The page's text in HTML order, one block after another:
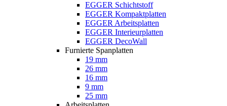
EGGER Schichtstoff
EGGER Kompaktplatten
EGGER Arbeitsplatten
EGGER Interieurplatten
EGGER DecoWall
Furnierte Spanplatten
19 mm
26 mm
16 mm
9 mm
25 mm